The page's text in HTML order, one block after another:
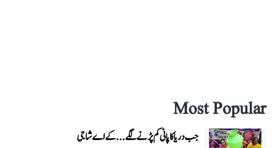
Most Popular
جب دریا کا پانی کم پڑنے لگے...کے اے شاجی